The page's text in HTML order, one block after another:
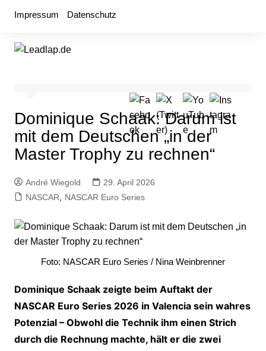
Impressum Datenschutz
Dominique Schaak: Darum ist
mit dem Deutschen „in der
Master Trophy zu rechnen“
André Wiegold
29. April 2026
NASCAR, NASCAR Euro Series
Foto: NASCAR Euro Series / Nina Weinbrenner
Dominique Schaak zeigte beim Auftakt der
NASCAR Euro Series 2026 in Valencia sein wahres
Potenzial – Obwohl die Technik ihm einen Strich
durch die Rechnung machte, hält er die zwei